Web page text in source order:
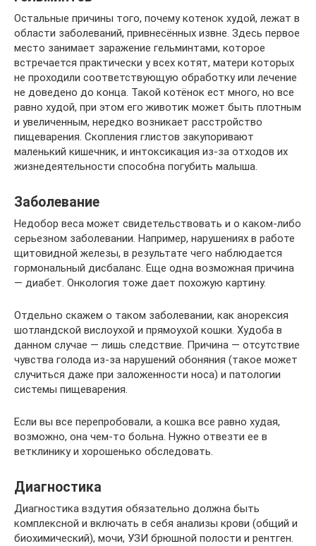
Остальные причины того, почему котенок худой, лежат в
области заболеваний, привнесённых извне. Здесь первое
место занимает заражение гельминтами, которое
встречается практически у всех котят, матери которых
не проходили соответствующую обработку или лечение
не доведено до конца. Такой котёнок ест много, но все
равно худой, при этом его животик может быть плотным
и увеличенным, нередко возникает расстройство
пищеварения. Скопления глистов закупоривают
маленький кишечник, и интоксикация из-за отходов их
жизнедеятельности способна погубить малыша.
Заболевание
Недобор веса может свидетельствовать и о каком-либо
серьезном заболевании. Например, нарушениях в работе
щитовидной железы, в результате чего наблюдается
гормональный дисбаланс. Еще одна возможная причина
— диабет. Онкология тоже дает похожую картину.
Отдельно скажем о таком заболевании, как анорексия
шотландской вислоухой и прямоухой кошки. Худоба в
данном случае — лишь следствие. Причина — отсутствие
чувства голода из-за нарушений обоняния (такое может
случиться даже при заложенности носа) и патологии
системы пищеварения.
Если вы все перепробовали, а кошка все равно худая,
возможно, она чем-то больна. Нужно отвезти ее в
ветклинику и хорошенько обследовать.
Диагностика
Диагностика вздутия обязательно должна быть
комплексной и включать в себя анализы крови (общий и
биохимический), мочи, УЗИ брюшной полости и рентген.